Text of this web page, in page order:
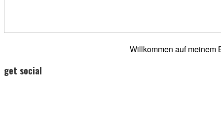
Willkommen auf meinem
get social